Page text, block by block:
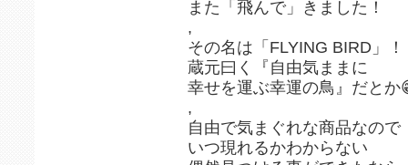
また「飛んで」きました！
,
その名は「FLYING BIRD」！
蔵元曰く『自由気ままに
幸せを運ぶ幸運の鳥』だとか
,
自由で気まぐれな商品なので
いつ現れるかわからない